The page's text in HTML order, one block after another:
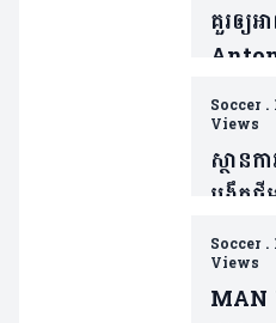
គួរឲ្យ
UTD
ទង្វើមិន
Soccer.
Views
ស្ថាន
បង្វឹក
មួយនេះ
Soccer.
Views
MAN